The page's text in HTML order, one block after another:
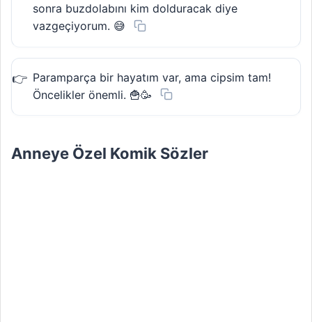
sonra buzdolabını kim dolduracak diye
vazgeçiyorum. 😅
Paramparça bir hayatım var, ama cipsim tam!
Öncelikler önemli. 🍟🥳
Anneye Özel Komik Sözler